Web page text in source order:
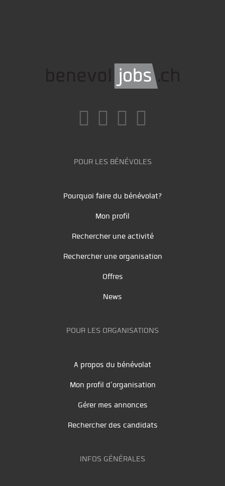
POUR LES BÉNÉVOLES
Pourquoi faire du bénévolat?
Mon profil
Rechercher une activité
Rechercher une organisation
Offres
News
POUR LES ORGANISATIONS
A propos du bénévolat
Mon profil d'organisation
Gérer mes annonces
Rechercher des candidats
INFOS GÉNÉRALES